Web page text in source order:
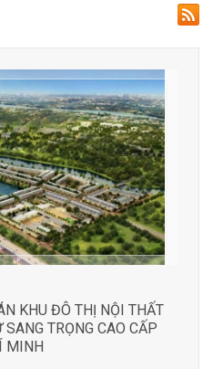
KHU ĐÔ THỊ NỘI THẤT
TRỌNG CAO CẤP
MINH